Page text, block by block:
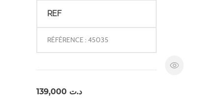
REF
RÉFÉRENCE : 45035
د.ت